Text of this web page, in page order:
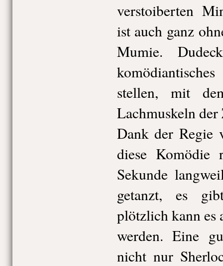
verstoiberten
ist auch ganz
Mumie.
stellen, mit
Lachmuskeln der
Dank der Regie
diese Komödie
Sekunde
getanzt, es
plötzlich kann es
werden. Eine
nicht nur